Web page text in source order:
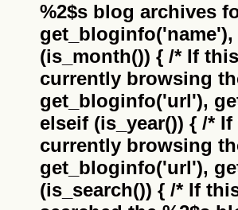
%2$s blog archives
(is_month()) { /* If
currently browsing
get_bloginfo('url'),
elseif (is_year()) { /*
currently browsing
get_bloginfo('url'),
(is_search()) { /* If